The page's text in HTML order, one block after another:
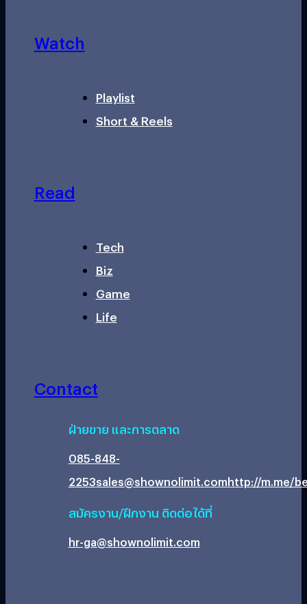
Watch
Playlist
Short & Reels
Read
Tech
Biz
Game
Life
Contact
ฝ่ายขาย และการตลาด
085-848-
2253sales@shownolimit.comhttp://m.me/
สมัครงาน/ฝึกงาน ติดต่อได้ที่
hr-ga@shownolimit.com